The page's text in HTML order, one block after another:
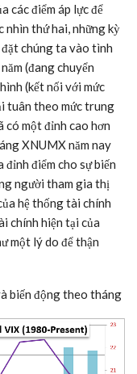
các điểm áp lực để
nhìn thứ hai, những kỳ
chúng ta vào tình
(đang chuyển
(kết nối với mức
tuân theo mức trung
có một đỉnh cao hơn
XNUMX năm nay
điểm cho sự biến
người tham gia thị
hệ thống tài chính
chính hiện tại của
một lý do để thận
biến động theo tháng